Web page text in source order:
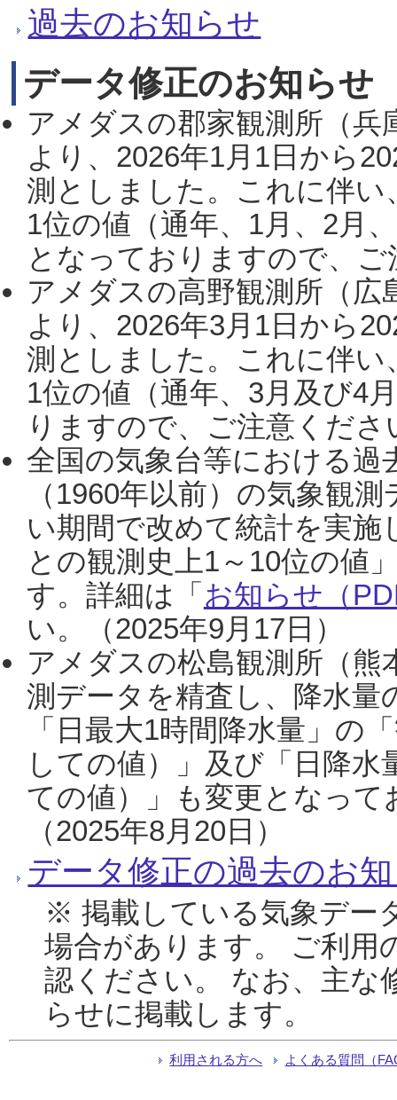
過去のお知らせ
データ修正のお知らせ
アメダスの郡家観測所（
より、2026年1月1日から
測としました。これに伴い
1位の値（通年、1月、2月
となっておりますので、
アメダスの高野観測所（
より、2026年3月1日から
測としました。これに伴い
1位の値（通年、3月及び4
りますので、ご注意くだ
全国の気象台等における過
（1960年以前）の気象観
い期間で改めて統計を実
との観測史上1～10位の値
す。詳細は「 お知らせ（
い。（2025年9月17日）
アメダスの松島観測所（熊
測データを精査し、降水
「日最大1時間降水量」の
しての値）」及び「日降
ての値）」も変更となっ
（2025年8月20日）
データ修正の過去のお
※ 掲載している気象デー
場合があります。 ご利用
認ください。 なお、主な
らせに掲載します。
利用される方へ よくある質問（